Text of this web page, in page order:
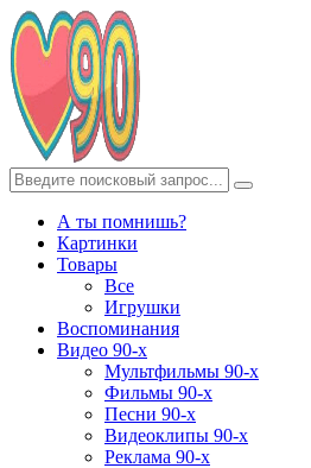
А ты помнишь?
Картинки
Товары
Все
Игрушки
Воспоминания
Видео 90-х
Мультфильмы 90-х
Фильмы 90-х
Песни 90-х
Видеоклипы 90-х
Реклама 90-х